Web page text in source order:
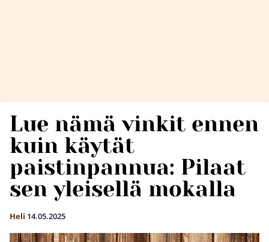
Lue nämä vinkit ennen
kuin käytät
paistinpannua: Pilaat
sen yleisellä mokalla
Heli 14.05.2025